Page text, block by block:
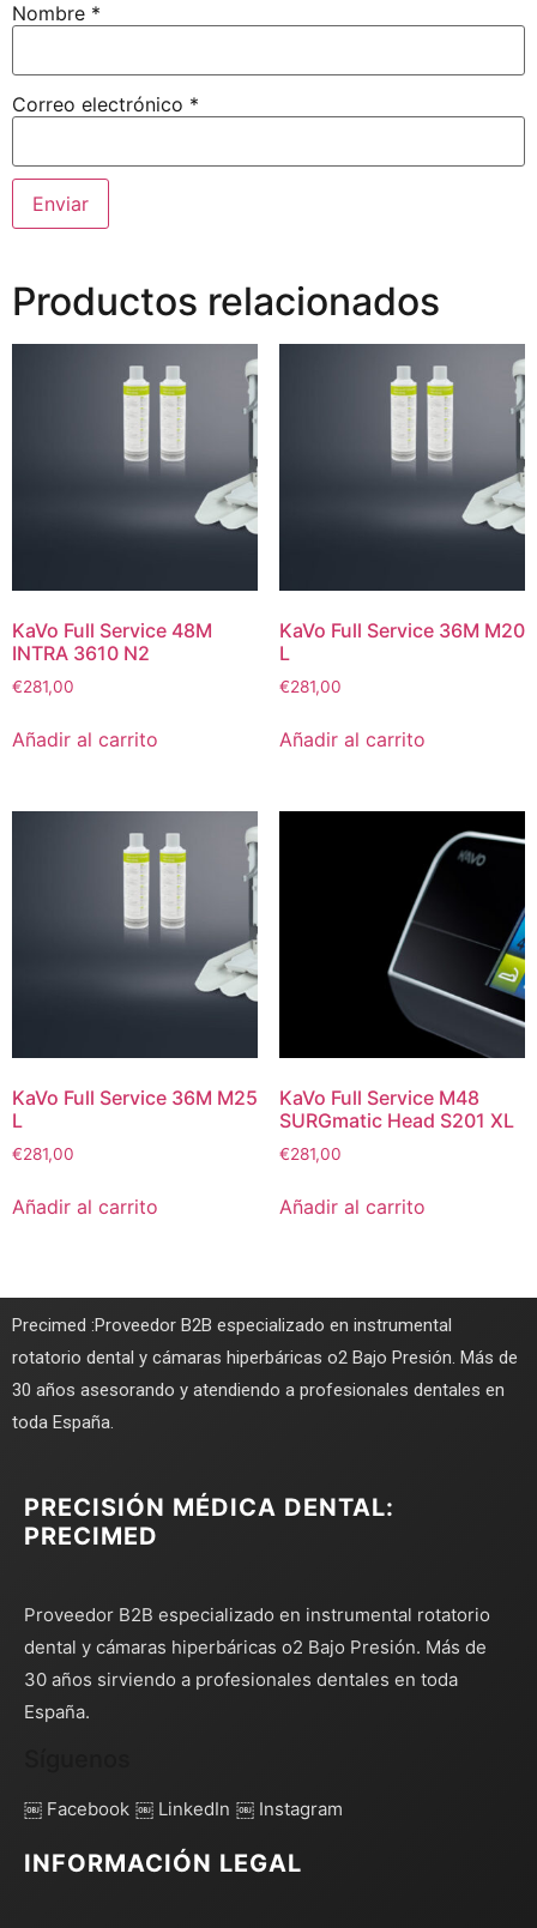
Nombre *
Correo electrónico *
Productos relacionados
KaVo Full Service 48M
INTRA 3610 N2
€281,00
Añadir al carrito
KaVo Full Service 36M M20
L
€281,00
Añadir al carrito
KaVo Full Service 36M M25
L
€281,00
Añadir al carrito
KaVo Full Service M48
SURGmatic Head S201 XL
€281,00
Añadir al carrito
Precimed :Proveedor B2B especializado en instrumental
rotatorio dental y cámaras hiperbáricas o2 Bajo Presión. Más de
30 años asesorando y atendiendo a profesionales dentales en
toda España.
PRECISIÓN MÉDICA DENTAL:
PRECIMED
Proveedor B2B especializado en instrumental rotatorio
dental y cámaras hiperbáricas o2 Bajo Presión. Más de
30 años sirviendo a profesionales dentales en toda
España.
￼ Facebook ￼ LinkedIn ￼ Instagram
INFORMACIÓN LEGAL